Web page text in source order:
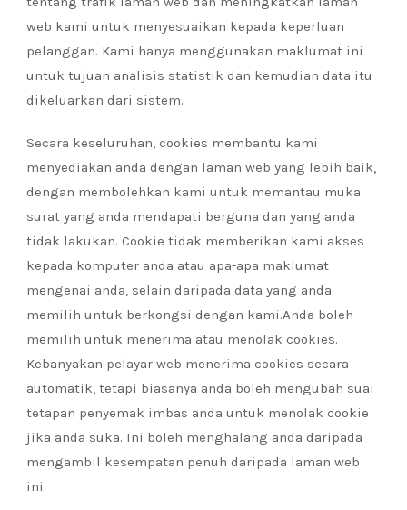
web kami untuk menyesuaikan kepada keperluan
pelanggan. Kami hanya menggunakan maklumat ini
untuk tujuan analisis statistik dan kemudian data itu
dikeluarkan dari sistem.
Secara keseluruhan, cookies membantu kami
menyediakan anda dengan laman web yang lebih baik,
dengan membolehkan kami untuk memantau muka
surat yang anda mendapati berguna dan yang anda
tidak lakukan. Cookie tidak memberikan kami akses
kepada komputer anda atau apa-apa maklumat
mengenai anda, selain daripada data yang anda
memilih untuk berkongsi dengan kami.Anda boleh
memilih untuk menerima atau menolak cookies.
Kebanyakan pelayar web menerima cookies secara
automatik, tetapi biasanya anda boleh mengubah suai
tetapan penyemak imbas anda untuk menolak cookie
jika anda suka. Ini boleh menghalang anda daripada
mengambil kesempatan penuh daripada laman web
ini.